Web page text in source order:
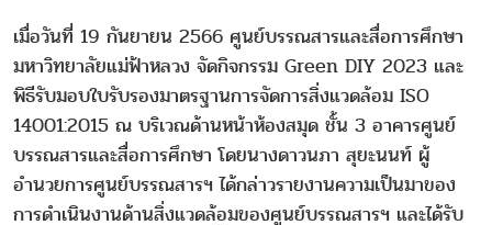
เมื่อวันที่ 19 กันยายน 2566 ศูนย์บรรณสารและสื่อการศึกษา
มหาวิทยาลัยแม่ฟ้าหลวง จัดกิจกรรม Green DIY 2023 และ
พิธีรับมอบใบรับรองมาตรฐานการจัดการสิ่งแวดล้อม ISO
14001:2015 ณ บริเวณด้านหน้าห้องสมุด ชั้น 3 อาคารศูนย์
บรรณสารและสื่อการศึกษา โดยนางดาวนภา สุยะนนท์ ผู้
อำนวยการศูนย์บรรณสารฯ ได้กล่าวรายงานความเป็นมาของ
การดำเนินงานด้านสิ่งแวดล้อมของศูนย์บรรณสารฯ และได้รับ